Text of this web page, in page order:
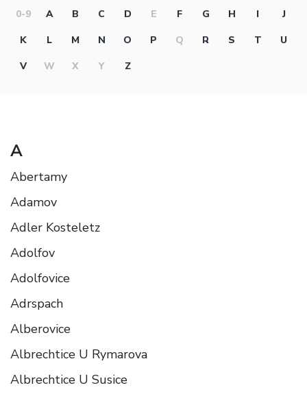
0-9 A B C D E F G H I
J
K
L M N O P Q R S T
U
V
W X Y Z
A
Abertamy
Adamov
Adler Kosteletz
Adolfov
Adolfovice
Adrspach
Alberovice
Albrechtice U Rymarova
Albrechtice U Susice